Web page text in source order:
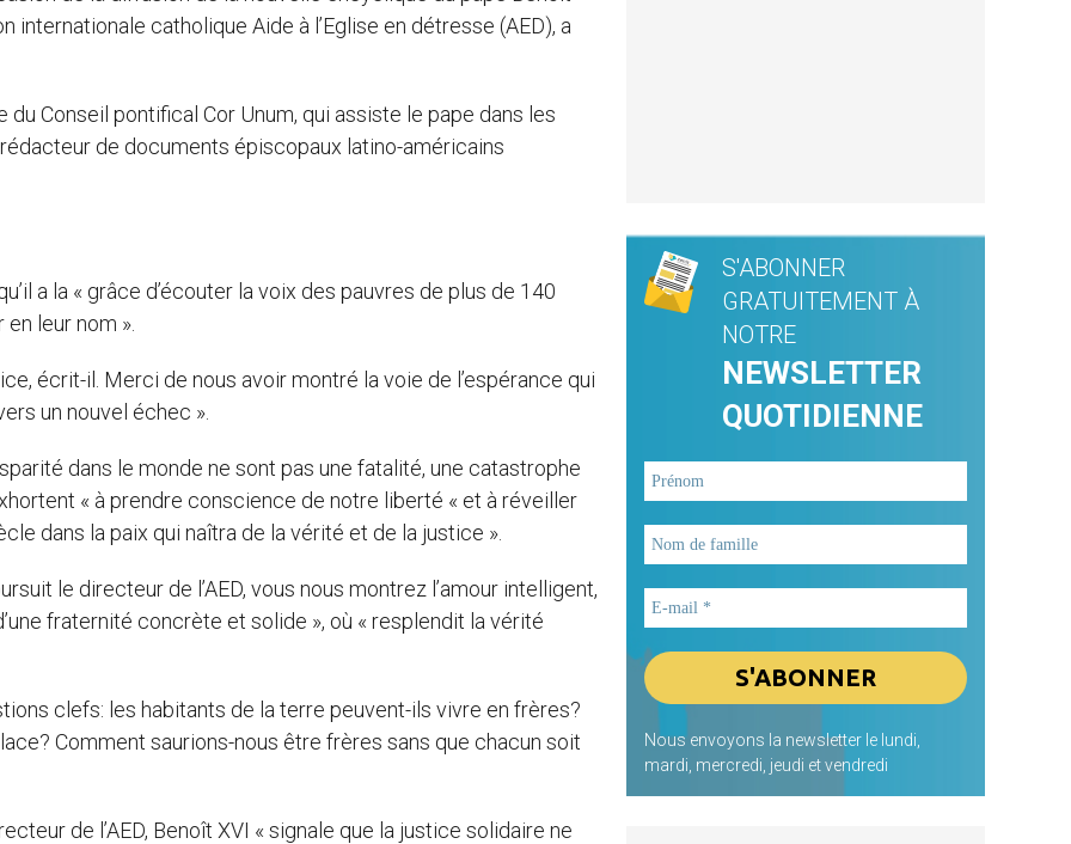
internationale catholique Aide à l’Eglise en détresse (AED), a
Conseil pontifical Cor Unum, qui assiste le pape dans les
de documents épiscopaux latino-américains
a la « grâce d’écouter la voix des pauvres de plus de 140
leur nom ».
écrit-il. Merci de nous avoir montré la voie de l’espérance qui
un nouvel échec ».
dans le monde ne sont pas une fatalité, une catastrophe
« à prendre conscience de notre liberté « et à réveiller
dans la paix qui naîtra de la vérité et de la justice ».
le directeur de l’AED, vous nous montrez l’amour intelligent,
fraternité concrète et solide », où « resplendit la vérité
clefs: les habitants de la terre peuvent-ils vivre en frères?
Comment saurions-nous être frères sans que chacun soit
de l’AED, Benoît XVI « signale que la justice solidaire ne
S'ABONNER
GRATUITEMENT À
NOTRE
NEWSLETTER
QUOTIDIENNE
Nous envoyons la newsletter le lundi,
mardi, mercredi, jeudi et vendredi